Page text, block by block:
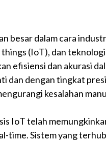
besar dalam cara
(IoT), dan
efisiensi dan akurasi
dan dengan tingkat
kesalahan
IoT telah
time. Sistem yang